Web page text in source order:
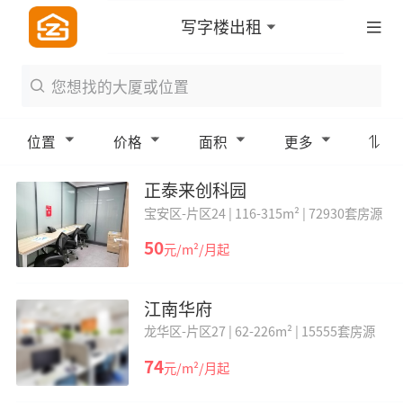
写字楼出租
位置 价格 面积 更多
正泰来创科园
宝安区-片区24 | 116-315m² |72930套房源
50元/m²/月起
江南华府
龙华区-片区27 | 62-226m² | 15555套房源
74元/m²/月起